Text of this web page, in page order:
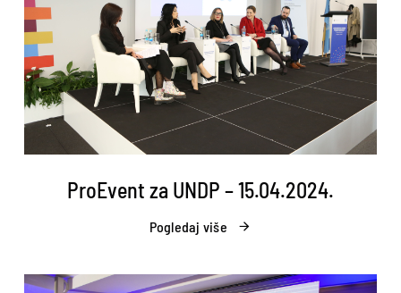
ProEvent za UNDP – 15.04.2024.
Pogledaj više